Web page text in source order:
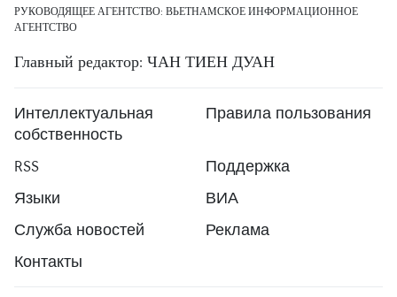
РУКОВОДЯЩЕЕ АГЕНТСТВО: ВЬЕТНАМСКОЕ ИНФОРМАЦИОННОЕ
АГЕНТСТВО
Главный редактор: ЧАН ТИЕН ДУАН
Интеллектуальная
собственность
Правила пользования
RSS
Поддержка
Языки
ВИА
Служба новостей
Реклама
Контакты